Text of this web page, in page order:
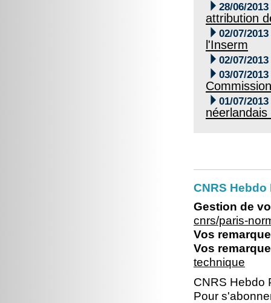
 28/06/2013
attribution
 02/07/2013
l'Inserm
 02/07/2013
 03/07/2013
 01/07/2013
CNRS
Gestion de
cnrs/paris-
Vos
Vos
technique
CNRS Hebdo
Pour